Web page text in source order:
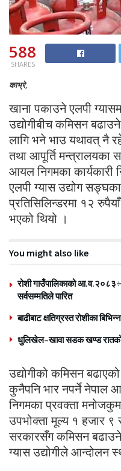
588
SHARES
काभ्रे,
खाना पकाउने एलपी
उद्योगीबीच कमिसन
लागि भने भाउ यथावत् नै
तथा आपूर्ति मन्त्रालयका
आयल निगमका कार्यकारी
एलपी ग्यास उद्योग सङ्घका
प्रतिसिलिन्डरमा १२
भएको थियो ।
You might also like
रोशी गाउँपालिकाको
सर्वसम्मतिले पारित
बाढीबाट क्षतिग्रस्त रोशीका
धुलिखेल–खावा सडक खण्ड
उद्योगीको कमिसन
कुनैपनि भार नपर्ने नेपाल
निगमका प्रवक्ता
उपभोक्ता मूल्य १ हजार
सरकारसँग कमिसन
ग्यास उद्योगीले आन्दोलन